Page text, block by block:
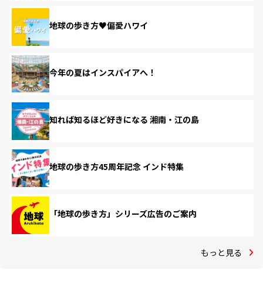
地球の歩き方♥偏愛ハワイ
今年の夏はインスパイアへ！
知れば知るほど好きになる 湘南・江の島
地球の歩き方45周年記念 インド特集
「地球の歩き方」シリーズ広告のご案内
もっと見る